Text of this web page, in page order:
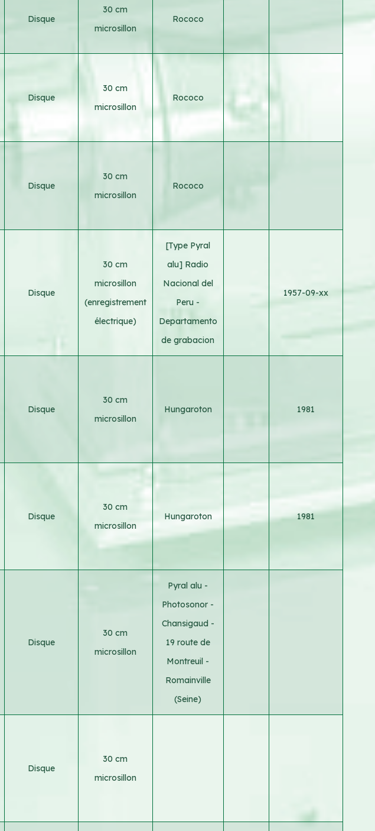
Disque
30 cm
microsillon
Rococo
Disque
30 cm
microsillon
Rococo
Disque
30 cm
microsillon
Rococo
Disque
30 cm
microsillon
(enregistrement
électrique)
[Type Pyral
alu] Radio
Nacional del
Peru -
Departamento
de grabacion
1957-09-xx
Disque
30 cm
microsillon
Hungaroton 1981
Disque
30 cm
microsillon
Hungaroton 1981
Disque
30 cm
microsillon
Pyral alu -
Photosonor -
Chansigaud -
19 route de
Montreuil -
Romainville
(Seine)
Disque
30 cm
microsillon